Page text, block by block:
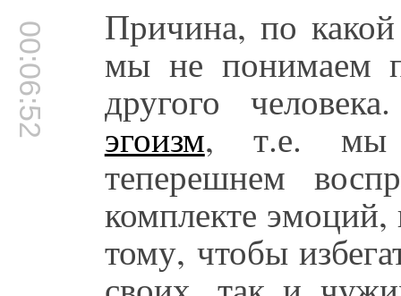
00:06:52 Причина, по
мы не понимаем
другого
эгоизм, т.е. мы
теперешнем
комплекте
тому, чтобы